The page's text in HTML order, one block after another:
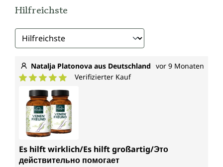
Hilfreichste
Natalja Platonova aus Deutschland vor 9 Monaten
Durchschnittliche Bewertung von 5 von 5 Sternen
Verifizierter Kauf
Es hilft wirklich/Es hilft großartig/Это
действительно помогает